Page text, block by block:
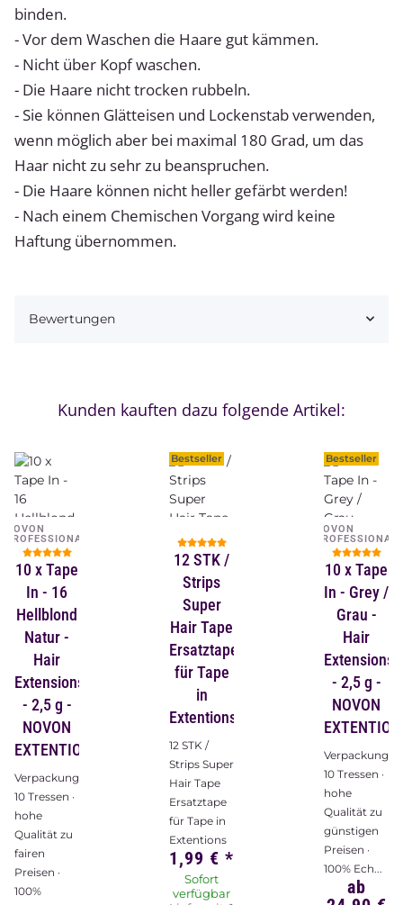
binden.
- Vor dem Waschen die Haare gut kämmen.
- Nicht über Kopf waschen.
- Die Haare nicht trocken rubbeln.
- Sie können Glätteisen und Lockenstab verwenden,
wenn möglich aber bei maximal 180 Grad, um das
Haar nicht zu sehr zu beanspruchen.
- Die Haare können nicht heller gefärbt werden!
- Nach einem Chemischen Vorgang wird keine
Haftung übernommen.
Bewertungen
Kunden kauften dazu folgende Artikel:
NOVON
PROFESSIONAL
10 x Tape
In - 16
Hellblond
Natur -
Hair
Extensions
- 2,5 g -
NOVON
EXTENTIONS
Verpackungsinhalt:
10 Tressen ·
hohe
Qualität zu
fairen
Preisen ·
100%
Bestseller
12 STK /
Strips
Super
Hair Tape
Ersatztape
für Tape
in
Extentions
12 STK /
Strips Super
Hair Tape
Ersatztape
für Tape in
Extentions
1,99 € *
Sofort
verfügbar
Bestseller
NOVON
PROFESSIONAL
10 x Tape
In - Grey /
Grau -
Hair
Extensions
- 2,5 g -
NOVON
10 Tressen ·
hohe
Qualität zu
günstigen
Preisen ·
100% Ech...
ab